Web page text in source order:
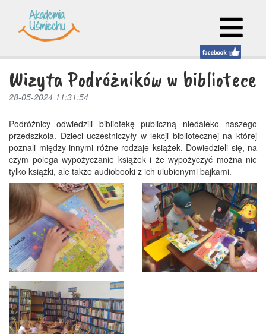
Wizyta Podróżników w bibliotece
28-05-2024 11:31:54
Podróżnicy odwiedzili bibliotekę publiczną niedaleko naszego
przedszkola. Dzieci uczestniczyły w lekcji bibliotecznej na której
poznali między innymi różne rodzaje książek. Dowiedzieli się, na
czym polega wypożyczanie książek i że wypożyczyć można nie
tylko książki, ale także audiobooki z ich ulubionymi bajkami.